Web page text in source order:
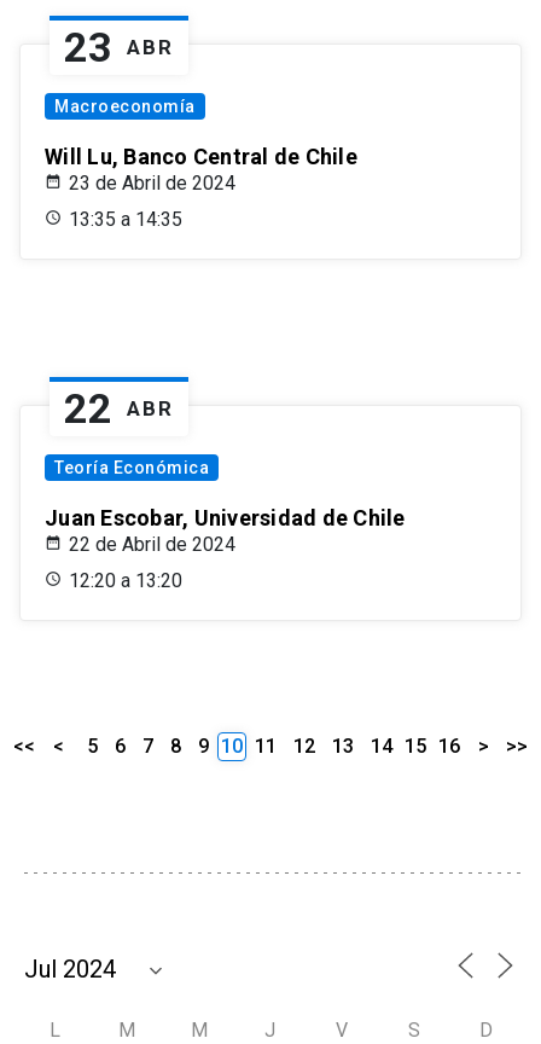
23 ABR
Macroeconomía
Will Lu, Banco Central de Chile
23 de Abril de 2024
13:35 a 14:35
22 ABR
Teoría Económica
Juan Escobar, Universidad de Chile
22 de Abril de 2024
12:20 a 13:20
<< < 5 6 7 8 9 10 11 12 13 14 15 16 > >>
L M M J V S D